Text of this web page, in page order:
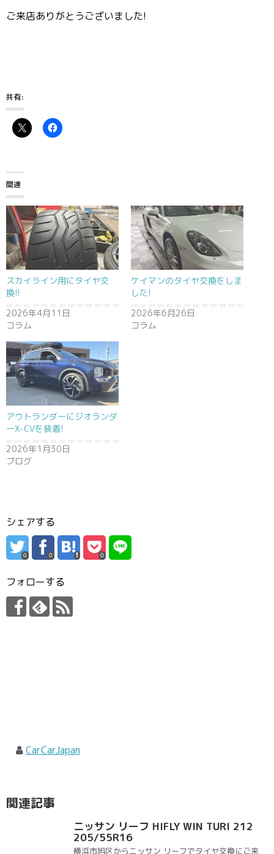
ご来店ありがとうございました!
共有:
関連
スカイライン用にタイヤ交
換!!
2026年4月11日
コラム
ケイマンのタイヤ交換をしま
した!
2026年6月26日
コラム
アウトランダーにジオランダ
ーX-CVを装着!
2026年1月30日
ブログ
シェアする
0 0 0
フォローする
CarCarJapan
関連記事
ニッサン リーフ HIFLY WIN TURI 212
205/55R16
横浜市旭区からニッサン リーフでタイヤ交換にご来